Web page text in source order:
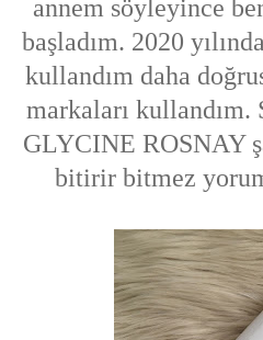
annem söyleyince
başladım. 2020
kullandım daha
markaları kullandım.
GLYCINE ROSNAY
bitirir bitmez